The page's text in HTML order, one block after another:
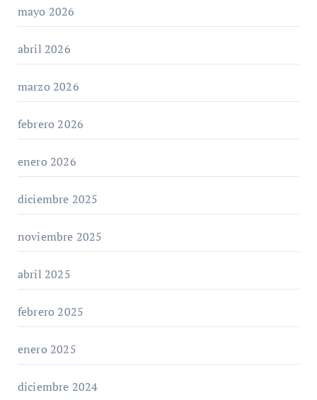
mayo 2026
abril 2026
marzo 2026
febrero 2026
enero 2026
diciembre 2025
noviembre 2025
abril 2025
febrero 2025
enero 2025
diciembre 2024